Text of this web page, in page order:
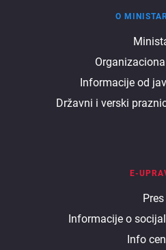
ministarstvu
O
Informacije od
Državni i verski
E-
Pres
Informacije o
Info